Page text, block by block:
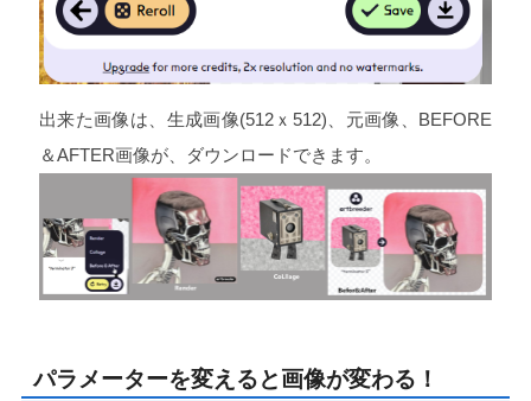
出来た画像は、生成画像(512ｘ512)、元画像、BEFORE
＆AFTER画像が、ダウンロードできます。
パラメーターを変えると画像が変わる！